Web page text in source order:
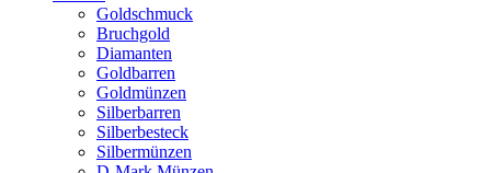
Goldschmuck
Bruchgold
Diamanten
Goldbarren
Goldmünzen
Silberbarren
Silberbesteck
Silbermünzen